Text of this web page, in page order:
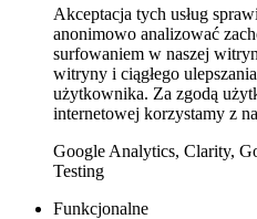
Akceptacja tych usług
anonimowo analizować
surfowaniem w naszej
witryny i ciągłego
użytkownika. Za zgodą
internetowej korzystamy z
Google Analytics, Clarity,
Testing
Funkcjonalne